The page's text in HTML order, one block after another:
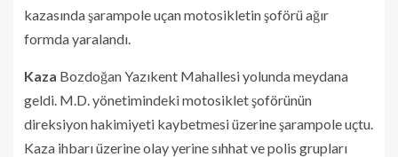
kazasında şarampole uçan motosikletin şoförü ağır
formda yaralandı.
Kaza Bozdoğan Yazıkent Mahallesi yolunda meydana
geldi. M.D. yönetimindeki motosiklet şoförünün
direksiyon hakimiyeti kaybetmesi üzerine şarampole uçtu.
Kaza ihbarı üzerine olay yerine sıhhat ve polis grupları